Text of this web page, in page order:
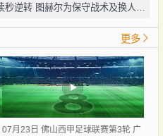
更多
07月23日 佛山西甲足球联赛第3轮 广